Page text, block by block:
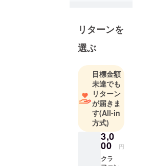
に静かに触
間を作品に
でいます。
言葉になら
ない感情や
記憶のかけ
らが、心の
奥に沈んだ
まま静かに
漂っていま
す。それら
リターンを
選ぶ
目標金額
未達でも
リターン
が届きま
す(All-in
方式)
3,0
00 円
クラ